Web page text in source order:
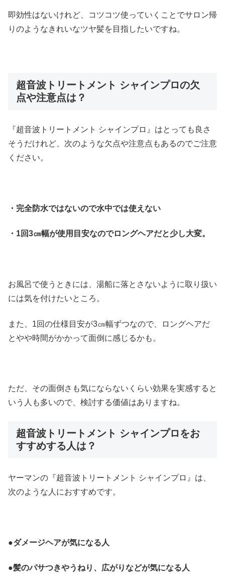
即効性はないけれど、コツコツ使っていくことでサロン帰
りのようなきれいなツヤ髪を目指したいですね。
超音波トリートメント シャインプロの欠
点や注意点は？
『超音波トリートメント シャインプロ』はとっても良さ
そうだけれど、次のような欠点や注意点もあるのでご注意
ください。
・完全防水ではないので水中では使えない
・1回3㎝幅が使用目安なのでロングヘアだと少し大変。
お風呂で使うときには、湯船に落とさないように取り扱い
には気を付けたいところ。
また、1回の仕様目安が3㎝幅ずつなので、ロングヘアだ
とやや時間がかかって面倒に感じるかも。
ただ、その面倒さも気にならないくらい効果を実感すると
いう人も多いので、検討する価値はありますね。
超音波トリートメント シャインプロをお
すすめする人は？
ヤーマンの『超音波トリートメント シャインプロ』は、
次のような人におすすめです。
●ダメージヘアが気になる人
●髪のパサつきやうねり、広がりなどが気になる人